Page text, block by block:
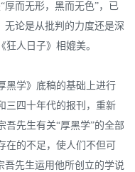
厚而无形，黑而无色”，已
无论是从批判的力度还是深
人日子》相媲美。
黑学》底稿的基础上进行
三四十年代的报刊，重新
吾先生有关“厚黑学”的全部
的不足，使人们不但可
吾先生运用他所创立的学说